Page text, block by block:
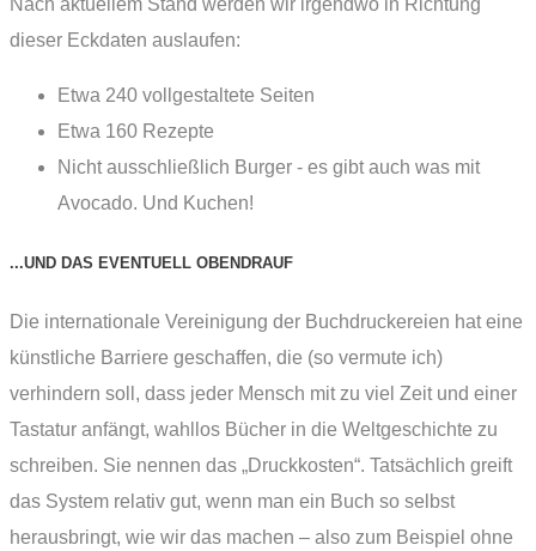
Nach aktuellem Stand werden wir irgendwo in Richtung
dieser Eckdaten auslaufen:
Etwa 240 vollgestaltete Seiten
Etwa 160 Rezepte
Nicht ausschließlich Burger - es gibt auch was mit
Avocado. Und Kuchen!
...UND DAS EVENTUELL OBENDRAUF
Die internationale Vereinigung der Buchdruckereien hat eine
künstliche Barriere geschaffen, die (so vermute ich)
verhindern soll, dass jeder Mensch mit zu viel Zeit und einer
Tastatur anfängt, wahllos Bücher in die Weltgeschichte zu
schreiben. Sie nennen das „Druckkosten“. Tatsächlich greift
das System relativ gut, wenn man ein Buch so selbst
herausbringt, wie wir das machen – also zum Beispiel ohne